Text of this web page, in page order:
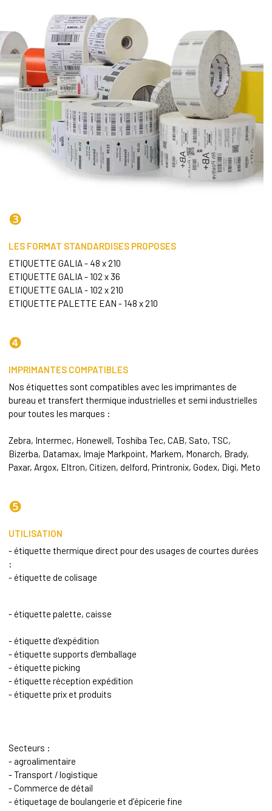
❸
LES FORMAT STANDARDISES PROPOSES
ETIQUETTE GALIA- 48 x 210
ETIQUETTE GALIA - 102 x 36
ETIQUETTE GALIA- 102 x 210
ETIQUETTE PALETTE EAN - 148 x 210
❹
IMPRIMANTES COMPATIBLES
Nos étiquettes sont compatibles avec les imprimantes de
bureau et transfert thermique industrielles et semi industrielles
pour toutes les marques :
Zebra, Intermec, Honewell, Toshiba Tec, CAB, Sato, TSC,
Bizerba, Datamax, Imaje Markpoint, Markem, Monarch, Brady,
Paxar, Argox, Eltron, Citizen, delford, Printronix, Godex, Digi, Meto
❺
UTILISATION
- étiquette thermique direct pour des usages de courtes durées
:
- étiquette de colisage
- étiquette palette, caisse
- étiquette d'expédition
- étiquette supports d'emballage
- étiquette picking
- étiquette réception expédition
- étiquette prix et produits
Secteurs :
- agroalimentaire
- Transport / logistique
- Commerce de détail
- étiquetage de boulangerie et d’épicerie fine